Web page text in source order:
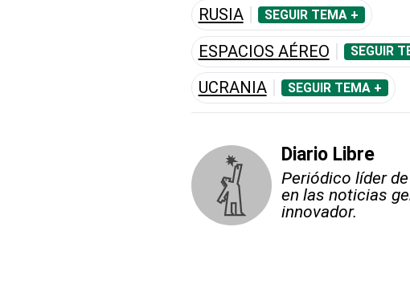
RUSIA SEGUIR TEMA +
ESPACIOS AÉREO SEGUIR
UCRANIA SEGUIR TEMA +
Diario Libre
Periódico líder
en las noticias
innovador.